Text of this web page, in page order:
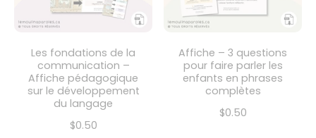
Les fondations de la
communication –
Affiche pédagogique
sur le développement
du langage
$0.50
Affiche – 3 questions
pour faire parler les
enfants en phrases
complètes
$0.50